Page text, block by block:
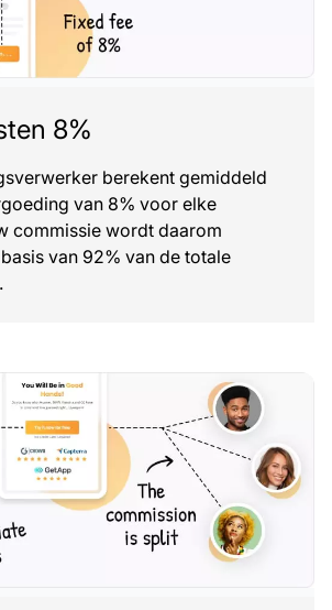
8%
berekent gemiddeld
van 8% voor elke
commissie wordt daarom
van 92% van de totale